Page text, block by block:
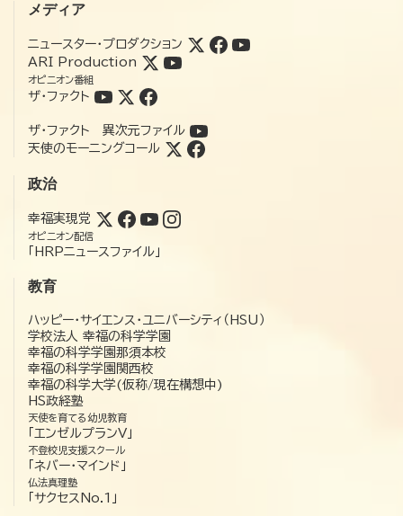
メディア
ニュースター・プロダクション
ARI Production
オピニオン番組
ザ・ファクト
ザ・ファクト 異次元ファイル
天使のモーニングコール
政治
幸福実現党
オピニオン配信
「HRPニュースファイル」
教育
ハッピー・サイエンス・ユニバーシティ（HSU）
学校法人 幸福の科学学園
幸福の科学学園那須本校
幸福の科学学園関西校
幸福の科学大学(仮称/現在構想中)
HS政経塾
天使を育てる幼児教育
「エンゼルプランV」
不登校児支援スクール
「ネバー・マインド」
仏法真理塾
「サクセスNo.1」